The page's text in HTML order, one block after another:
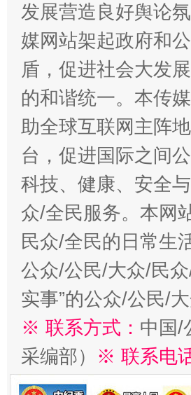
发展营造良好舆论
媒网站架起政府和
盾，促进社会大发
的和谐统一。本传
助全球互联网主阵
台，促进国际之间
科技、健康、安全
众/全民服务。本网
民众/全民的日常生
公众/公民/大众/民
实事”的公众/公民/
※ 联系方式： 中国/
采编部） ※ 联系电